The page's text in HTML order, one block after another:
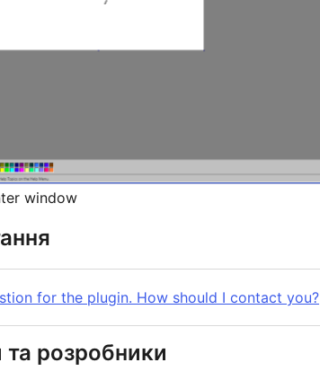
window
for the plugin. How should I contact you?
та розробники